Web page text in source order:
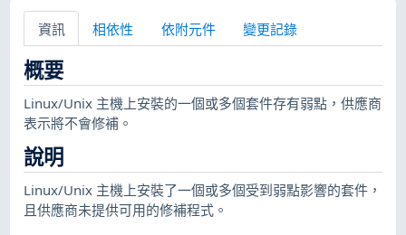
資訊 相依性 依附元件 變更記錄
概要
Linux/Unix 主機上安裝的一個或多個套件存有弱點，供應商
表示將不會修補。
說明
Linux/Unix 主機上安裝了一個或多個受到弱點影響的套件，
且供應商未提供可用的修補程式。